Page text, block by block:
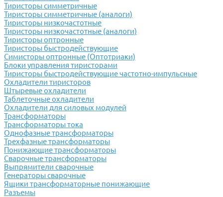
Тиристоры симметричные
Тиристоры симметричные (аналоги)
Тиристоры низкочастотные
Тиристоры низкочастотные (аналоги)
Тиристоры оптронные
Тиристоры быстродействующие
Симисторы оптронные (Оптотриаки)
Блоки управления тиристорами
Тиристоры быстродействующие частотно-импульсные
Охладители тиристоров
Штыревые охладители
Таблеточные охладители
Охладители для силовых модулей
Трансформаторы
Трансформаторы тока
Однофазные трансформаторы
Трехфазные трансформаторы
Понижающие трансформаторы
Сварочные трансформаторы
Выпрямители сварочные
Генераторы сварочные
Ящики трансформаторные понижающие
Разъемы